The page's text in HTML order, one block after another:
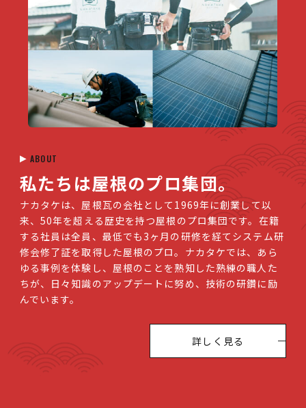
ABOUT
私たちは屋根のプロ集団。
ナカタケは、屋根瓦の会社として1969年に創業して以
来、50年を超える歴史を持つ屋根のプロ集団です。在籍
する社員は全員、最低でも3ヶ月の研修を経てシステム研
修会修了証を取得した屋根のプロ。ナカタケでは、あら
ゆる事例を体験し、屋根のことを熟知した熟練の職人た
ちが、日々知識のアップデートに努め、技術の研鑽に励
んでいます。
詳しく見る